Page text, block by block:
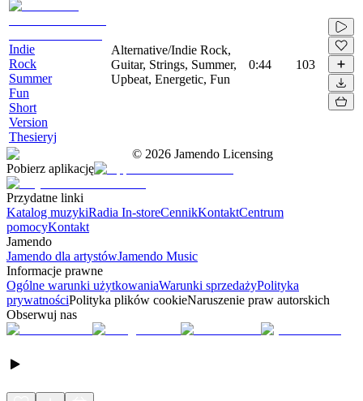
Indie
Rock
Summer
Fun
Short
Version
Thesieryj
Alternative/Indie Rock,
Guitar, Strings, Summer,
Upbeat, Energetic, Fun
0:44 103
© 2026 Jamendo Licensing
Pobierz aplikację
Przydatne linki
Katalog muzykiRadia In-storeCennikKontaktCentrum
pomocyKontakt
Jamendo
Jamendo dla artystówJamendo Music
Informacje prawne
Ogólne warunki użytkowaniaWarunki sprzedażyPolityka
prywatnościPolityka plików cookieNaruszenie praw autorskich
Obserwuj nas